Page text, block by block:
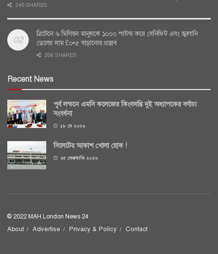
245 SHARES
ব্রিটেনে ৬ মিলিয়ন মানুষকে ১০০০ পাউন্ড করে বেনিফিট এবং জ্বালানি
তেলের দাম £০•৫ বাড়ানোর প্রস্তাব
206 SHARES
Recent News
পূর্ব লন্ডনে এমসি কলেজের কিংবদন্তি দুই অধ্যাপকের বর্ণাঢ্য
সংবর্ধনা
১৮ মে ২০২৬
সিলেটের আকাশ খোলা হোক !
২৫ ফেব্রুয়ারি ২০২৬
© 2022 MAH London News 24
About Advertise Privacy & Policy Contact